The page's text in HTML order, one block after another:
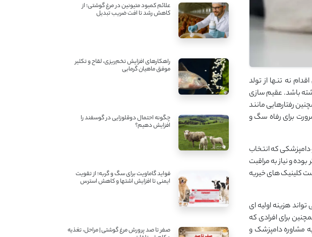
نه ‌تنها از تولد
باشد. عقیم‌ سازی
رفتارهایی مانند
برای رفاه سگ و
که انتخاب
و نیاز به مراقبت
با این حال، ممکن است کلینیک ‌های خیریه
هزینه اولیه ‌ای
برای افرادی که
مشاوره دامپزشک و
علائم کمبود متیونین در مرغ گوشتی؛ از
کاهش رشد تا افت ضریب تبدیل
راهکارهای افزایش تخم‌ریزی، لقاح و تکثیر
موفق ماهیان گرمابی
چگونه احتمال دوقلوزایی در گوسفند را
افزایش دهیم؟
فواید گاماویت برای سگ و گربه؛ از تقویت
ایمنی تا افزایش اشتها و کاهش استرس
صفر تا صد پرورش مرغ گوشتی | مراحل، تغذیه